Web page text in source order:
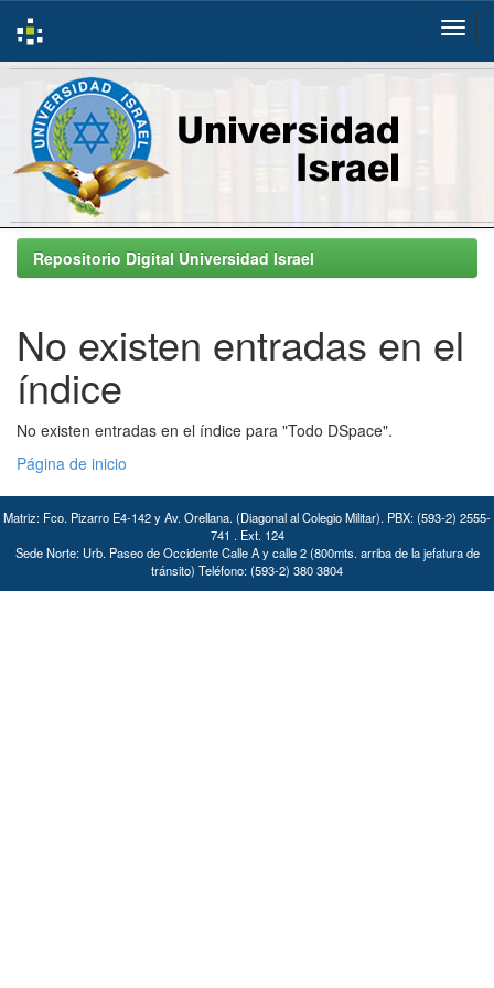
Skip
navigationRepositorio Digital Universidad Israel
No existen entradas en el
índice
No existen entradas en el índice para "Todo DSpace".
Página de inicio
Matriz: Fco. Pizarro E4-142 y Av. Orellana. (Diagonal al Colegio Militar). PBX: (593-2) 2555-
741 . Ext. 124
Sede Norte: Urb. Paseo de Occidente Calle A y calle 2 (800mts. arriba de la jefatura de
tránsito) Teléfono: (593-2) 380 3804